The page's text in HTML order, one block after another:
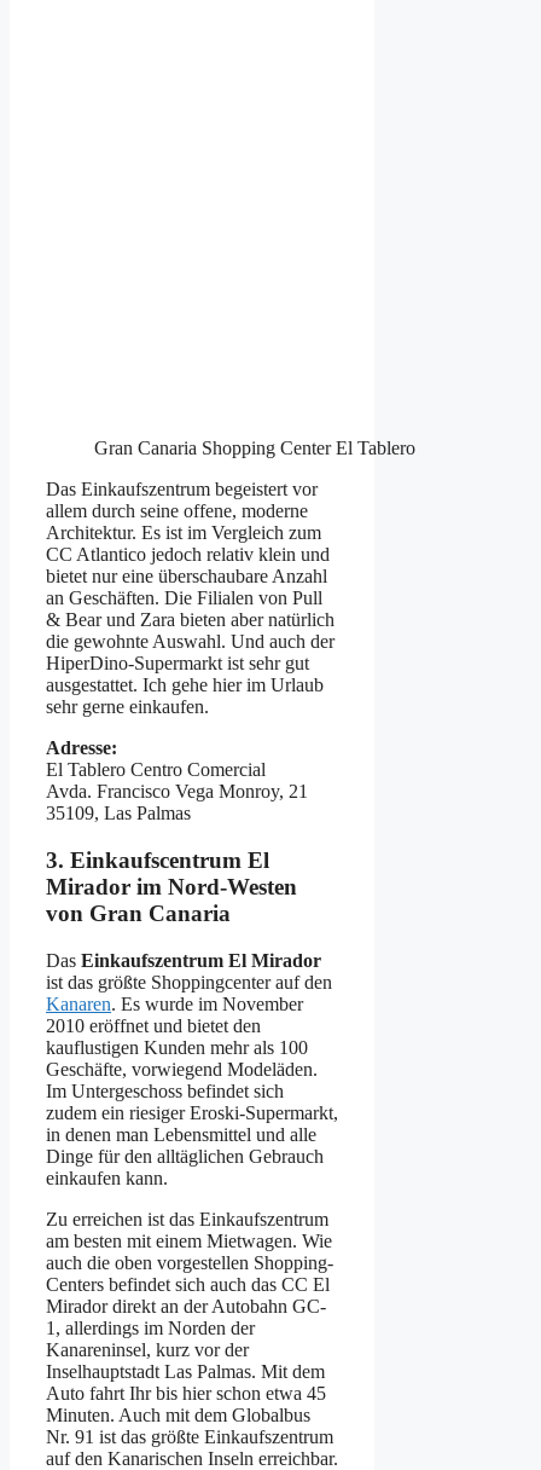
Gran Canaria Shopping Center El Tablero
Das Einkaufszentrum begeistert vor
allem durch seine offene, moderne
Architektur. Es ist im Vergleich zum
CC Atlantico jedoch relativ klein und
bietet nur eine überschaubare Anzahl
an Geschäften. Die Filialen von Pull
& Bear und Zara bieten aber natürlich
die gewohnte Auswahl. Und auch der
HiperDino-Supermarkt ist sehr gut
ausgestattet. Ich gehe hier im Urlaub
sehr gerne einkaufen.
Adresse:
El Tablero Centro Comercial
Avda. Francisco Vega Monroy, 21
35109, Las Palmas
3. Einkaufscentrum El
Mirador im Nord-Westen
von Gran Canaria
Das Einkaufszentrum El Mirador
ist das größte Shoppingcenter auf den
Kanaren. Es wurde im November
2010 eröffnet und bietet den
kauflustigen Kunden mehr als 100
Geschäfte, vorwiegend Modeläden.
Im Untergeschoss befindet sich
zudem ein riesiger Eroski-Supermarkt,
in denen man Lebensmittel und alle
Dinge für den alltäglichen Gebrauch
einkaufen kann.
Zu erreichen ist das Einkaufszentrum
am besten mit einem Mietwagen. Wie
auch die oben vorgestellen Shopping-
Centers befindet sich auch das CC El
Mirador direkt an der Autobahn GC-
1, allerdings im Norden der
Kanareninsel, kurz vor der
Inselhauptstadt Las Palmas. Mit dem
Auto fahrt Ihr bis hier schon etwa 45
Minuten. Auch mit dem Globalbus
Nr. 91 ist das größte Einkaufszentrum
auf den Kanarischen Inseln erreichbar.